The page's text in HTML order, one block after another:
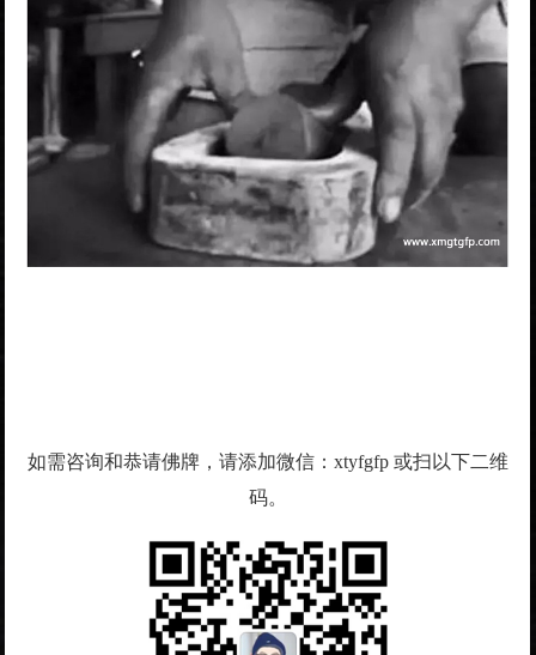
如需咨询和恭请佛牌，请添加微信：xtyfgfp 或扫以下二维
码。